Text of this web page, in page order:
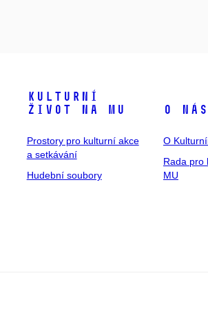
Kulturní
život na MU
Prostory pro kulturní akce
a setkávání
Hudební soubory
O nás
O
Rada pro
MU